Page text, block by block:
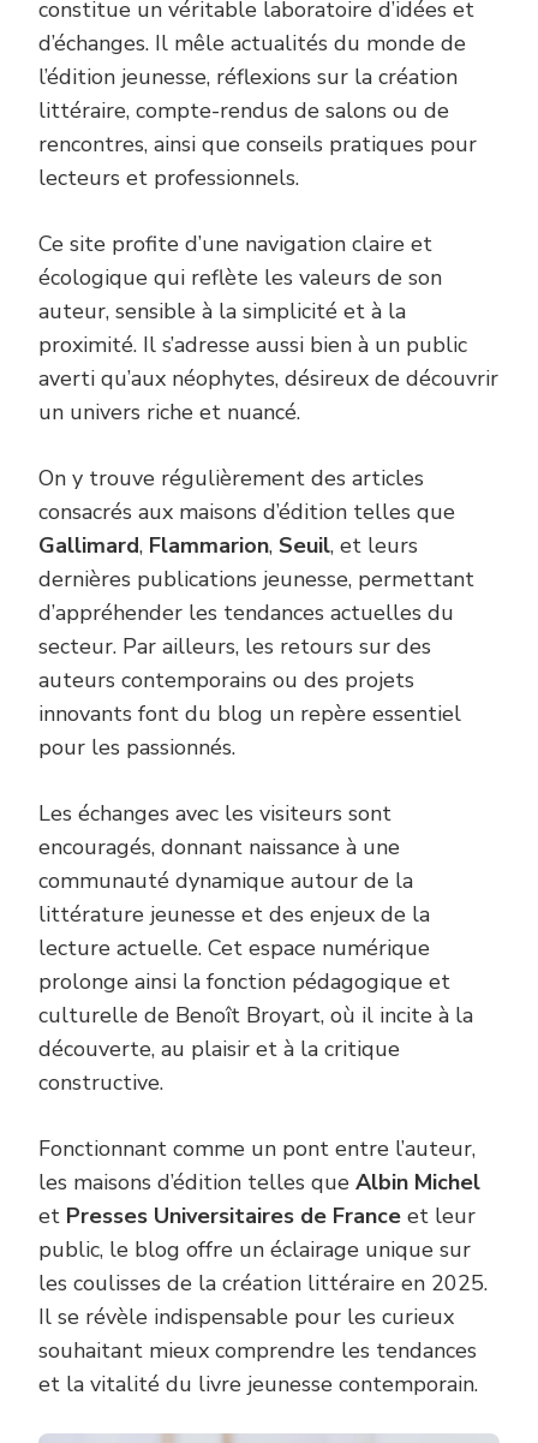
constitue un véritable laboratoire d’idées et
d’échanges. Il mêle actualités du monde de
l’édition jeunesse, réflexions sur la création
littéraire, compte-rendus de salons ou de
rencontres, ainsi que conseils pratiques pour
lecteurs et professionnels.
Ce site profite d’une navigation claire et
écologique qui reflète les valeurs de son
auteur, sensible à la simplicité et à la
proximité. Il s’adresse aussi bien à un public
averti qu’aux néophytes, désireux de découvrir
un univers riche et nuancé.
On y trouve régulièrement des articles
consacrés aux maisons d’édition telles que
Gallimard, Flammarion, Seuil, et leurs
dernières publications jeunesse, permettant
d’appréhender les tendances actuelles du
secteur. Par ailleurs, les retours sur des
auteurs contemporains ou des projets
innovants font du blog un repère essentiel
pour les passionnés.
Les échanges avec les visiteurs sont
encouragés, donnant naissance à une
communauté dynamique autour de la
littérature jeunesse et des enjeux de la
lecture actuelle. Cet espace numérique
prolonge ainsi la fonction pédagogique et
culturelle de Benoît Broyart, où il incite à la
découverte, au plaisir et à la critique
constructive.
Fonctionnant comme un pont entre l’auteur,
les maisons d’édition telles que Albin Michel
et Presses Universitaires de France et leur
public, le blog offre un éclairage unique sur
les coulisses de la création littéraire en 2025.
Il se révèle indispensable pour les curieux
souhaitant mieux comprendre les tendances
et la vitalité du livre jeunesse contemporain.